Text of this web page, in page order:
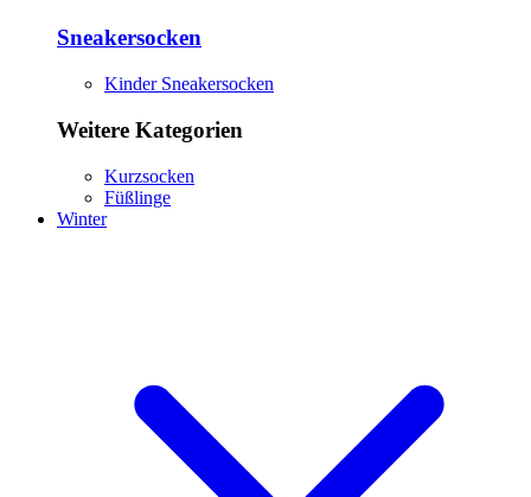
Sneakersocken
Kinder Sneakersocken
Weitere Kategorien
Kurzsocken
Füßlinge
Winter